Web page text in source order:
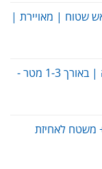
שטוח | מאויירת |
כרית נחשוש לחדר ילדים | קלועה | באורך 1-3 מטר -
משטח לאחיזת